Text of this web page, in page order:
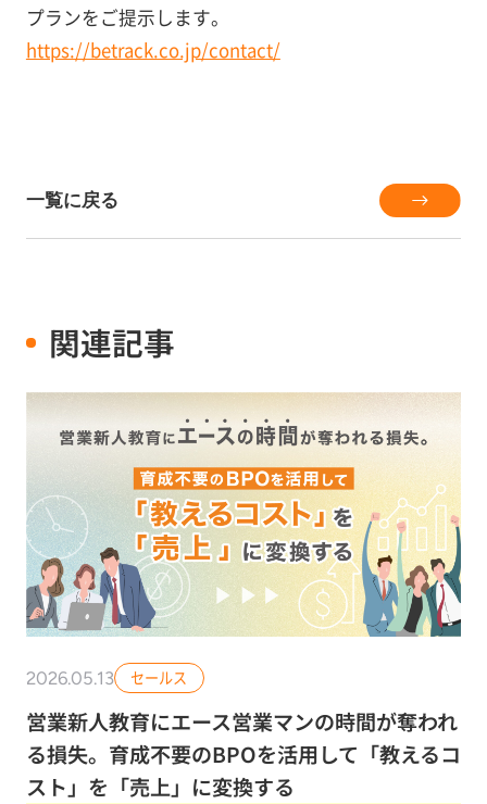
プランをご提示します。
https://betrack.co.jp/contact/
一覧に戻る
関連記事
2026.05.13 セールス
営業新人教育にエース営業マンの時間が奪われ
る損失。育成不要のBPOを活用して「教えるコ
スト」を「売上」に変換する